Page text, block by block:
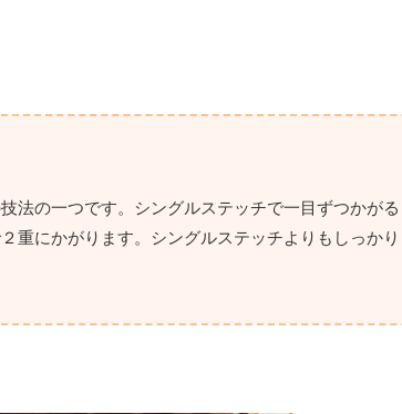
法の一つです。シングルステッチで一目ずつかが
重にかがります。シングルステッチよりもしっか